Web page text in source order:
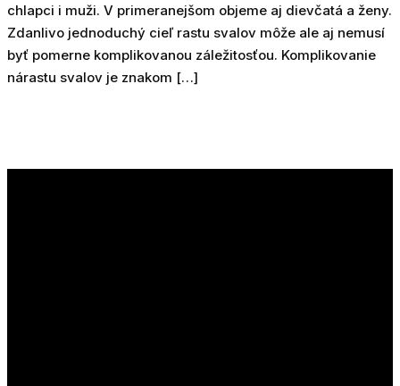
chlapci i muži. V primeranejšom objeme aj dievčatá a ženy.
Zdanlivo jednoduchý cieľ rastu svalov môže ale aj nemusí
byť pomerne komplikovanou záležitosťou. Komplikovanie
nárastu svalov je znakom […]